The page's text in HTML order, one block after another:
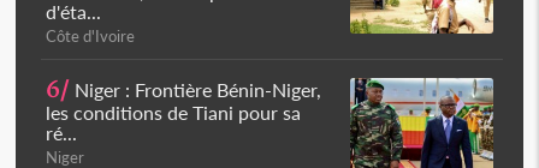
d'éta...
Côte d'Ivoire
6/ Niger : Frontière Bénin-Niger,
les conditions de Tiani pour sa
ré...
Niger